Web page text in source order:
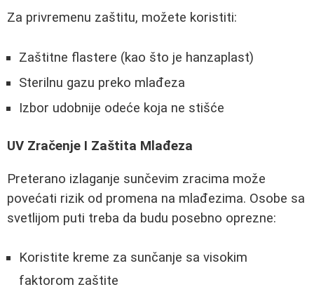
Za privremenu zaštitu, možete koristiti:
Zaštitne flastere (kao što je hanzaplast)
Sterilnu gazu preko mlađeza
Izbor udobnije odeće koja ne stišće
UV Zračenje I Zaštita Mlađeza
Preterano izlaganje sunčevim zracima može
povećati rizik od promena na mlađezima. Osobe sa
svetlijom puti treba da budu posebno oprezne:
Koristite kreme za sunčanje sa visokim
faktorom zaštite